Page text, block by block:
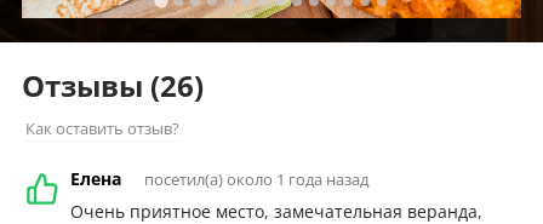
Отзывы (26)
Как оставить отзыв?
Елена посетил(а) около 1 года назад
Очень приятное место, замечательная веранда,